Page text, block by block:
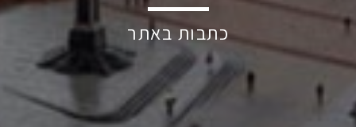
כתבות באתר